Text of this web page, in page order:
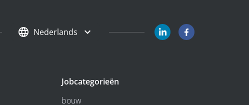
Nederlands
Jobcategorieën
bouw